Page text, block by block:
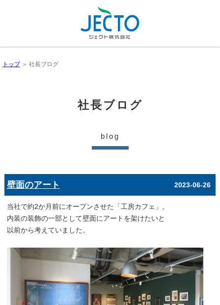
トップ＞ 社長ブログ
社長ブログ
blog
壁面のアート 2023-06-26
当社で約2か月前にオープンさせた「工房カフェ」。
内装の装飾の一部として壁面にアートを架けたいと
以前から考えていました。